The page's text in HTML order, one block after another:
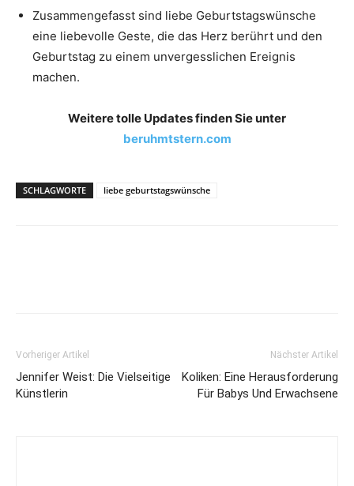
Zusammengefasst sind liebe Geburtstagswünsche
eine liebevolle Geste, die das Herz berührt und den
Geburtstag zu einem unvergesslichen Ereignis
machen.
Weitere tolle Updates finden Sie unter
beruhmtstern.com
SCHLAGWORTE liebe geburtstagswünsche
Vorheriger Artikel
Jennifer Weist: Die Vielseitige
Künstlerin
Nächster Artikel
Koliken: Eine Herausforderung
Für Babys Und Erwachsene